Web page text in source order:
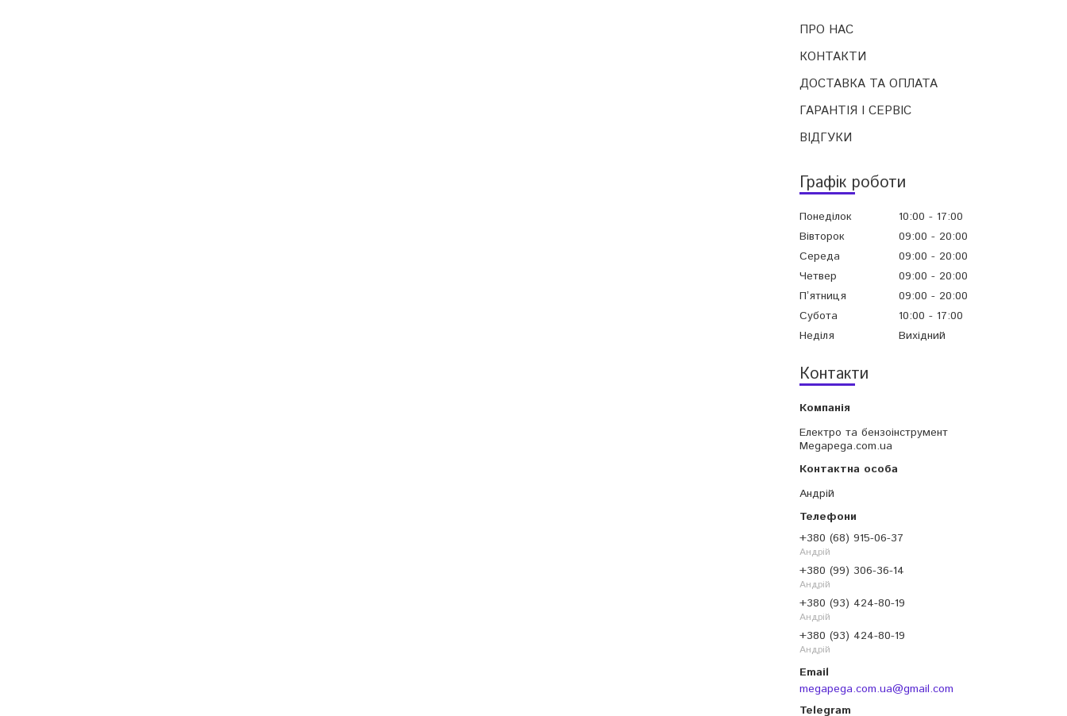
ПРО НАС
КОНТАКТИ
ДОСТАВКА ТА ОПЛАТА
ГАРАНТІЯ І СЕРВІС
ВІДГУКИ
Графік роботи
Понеділок 10:00
17:00
Вівторок
09:00
20:00
Середа
09:00
20:00
Четвер
09:00
20:00
Пʼятниця
09:00
20:00
Субота
10:00
17:00
Неділя
Вихідний
Контакти
Електро та бензоінструмент
Megapega.com.ua
Андрій
+380 (68) 915-06-37
Андрій
+380 (99) 306-36-14
Андрій
+380 (93) 424-80-19
Андрій
+380 (93) 424-80-19
Андрій
megapega.com.ua@gmail.com